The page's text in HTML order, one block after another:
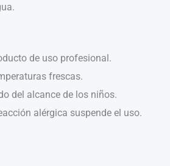
de uso profesional.
frescas.
del alcance de los niños.
alérgica suspende el uso.